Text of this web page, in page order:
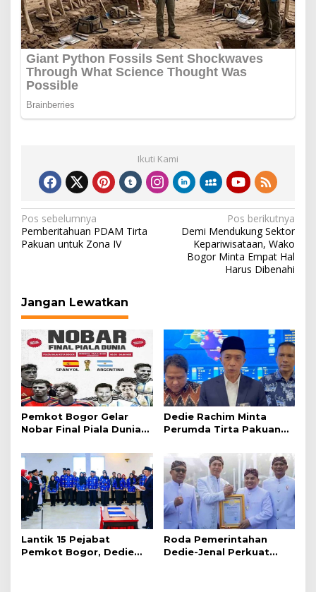
Ikuti Kami
Navigasi
pos
Pos sebelumnya
Pemberitahuan PDAM Tirta
Pakuan untuk Zona IV
Pos berikutnya
Demi Mendukung Sektor
Kepariwisataan, Wako
Bogor Minta Empat Hal
Harus Dibenahi
Jangan Lewatkan
Pemkot Bogor Gelar
Nobar Final Piala Dunia
Dedie Rachim Minta
Perumda Tirta Pakuan
Warga Terdampak
Kekeringan
Lantik 15 Pejabat
Pemkot Bogor, Dedie
Roda Pemerintahan
Dedie-Jenal Perkuat